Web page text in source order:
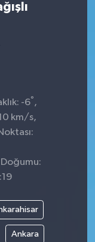
-6° ,
km/s,
Ankara